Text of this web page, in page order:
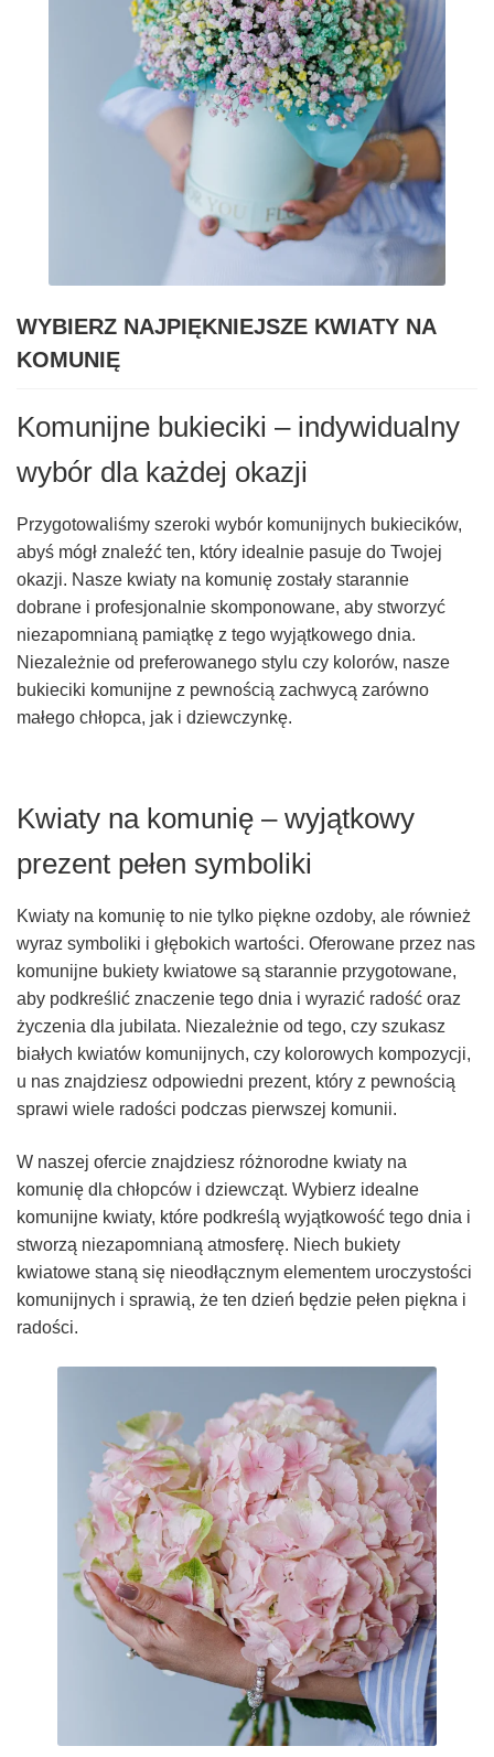
WYBIERZ NAJPIĘKNIEJSZE KWIATY NA
KOMUNIĘ
Komunijne bukieciki – indywidualny
wybór dla każdej okazji
Przygotowaliśmy szeroki wybór komunijnych bukiecików,
abyś mógł znaleźć ten, który idealnie pasuje do Twojej
okazji. Nasze kwiaty na komunię zostały starannie
dobrane i profesjonalnie skomponowane, aby stworzyć
niezapomnianą pamiątkę z tego wyjątkowego dnia.
Niezależnie od preferowanego stylu czy kolorów, nasze
bukieciki komunijne z pewnością zachwycą zarówno
małego chłopca, jak i dziewczynkę.
Kwiaty na komunię – wyjątkowy
prezent pełen symboliki
Kwiaty na komunię to nie tylko piękne ozdoby, ale również
wyraz symboliki i głębokich wartości. Oferowane przez nas
komunijne bukiety kwiatowe są starannie przygotowane,
aby podkreślić znaczenie tego dnia i wyrazić radość oraz
życzenia dla jubilata. Niezależnie od tego, czy szukasz
białych kwiatów komunijnych, czy kolorowych kompozycji,
u nas znajdziesz odpowiedni prezent, który z pewnością
sprawi wiele radości podczas pierwszej komunii.
W naszej ofercie znajdziesz różnorodne kwiaty na
komunię dla chłopców i dziewcząt. Wybierz idealne
komunijne kwiaty, które podkreślą wyjątkowość tego dnia i
stworzą niezapomnianą atmosferę. Niech bukiety
kwiatowe staną się nieodłącznym elementem uroczystości
komunijnych i sprawią, że ten dzień będzie pełen piękna i
radości.